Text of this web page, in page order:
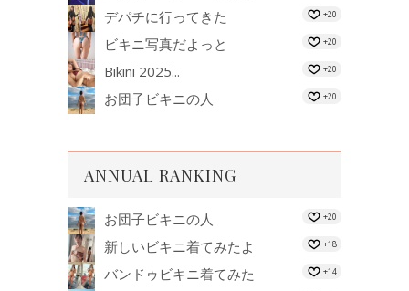
デパチに行ってきた +20
ビキニ写真だよっと +20
Bikini 2025... +20
お団子ビキニの人 +20
ANNUAL RANKING
お団子ビキニの人 +20
新しいビキニ着てみたよ +18
バンドゥビキニ着てみた +14